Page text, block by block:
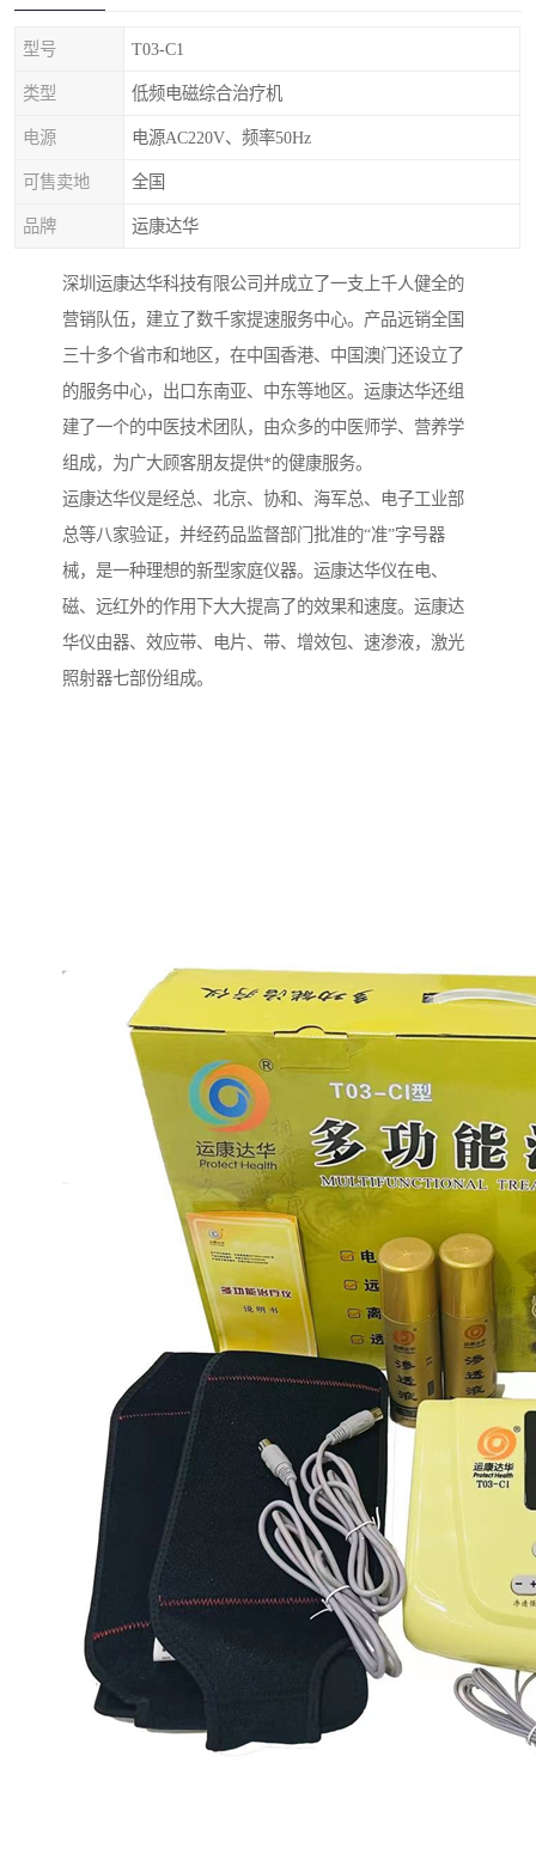
型号 T03-C1
类型 低频电磁综合治疗机
电源 电源AC220V、频率50Hz
可售卖地 全国
品牌 运康达华
深圳运康达华科技有限公司并成立了一支上千人健全的
营销队伍，建立了数千家提速服务中心。产品远销全国
三十多个省市和地区，在中国香港、中国澳门还设立了
的服务中心，出口东南亚、中东等地区。运康达华还组
建了一个的中医技术团队，由众多的中医师学、营养学
组成，为广大顾客朋友提供*的健康服务。
运康达华仪是经总、北京、协和、海军总、电子工业部
总等八家验证，并经药品监督部门批准的“准”字号器
械，是一种理想的新型家庭仪器。运康达华仪在电、
磁、远红外的作用下大大提高了的效果和速度。运康达
华仪由器、效应带、电片、带、增效包、速渗液，激光
照射器七部份组成。